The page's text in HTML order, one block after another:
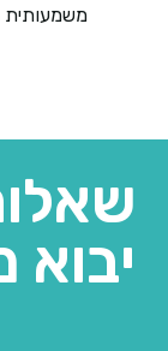
משמעותית
יבוא